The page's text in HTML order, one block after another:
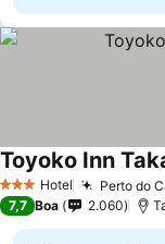
3 EstrelasHotel Perto do
Toyoko Inn
7,7 Boa 2.060